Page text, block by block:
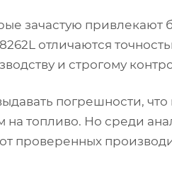
зачастую привлекают
отличаются
и строгому
погрешности, что
топливо. Но среди
проверенных